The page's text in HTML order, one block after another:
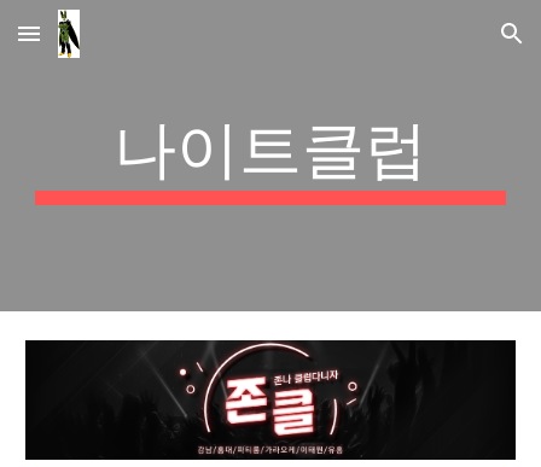
Skip to main content Skip to navigation
나이트클럽